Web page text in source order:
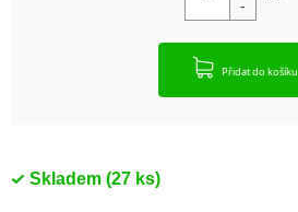
Skladem (27 ks)
Přidat do košíku